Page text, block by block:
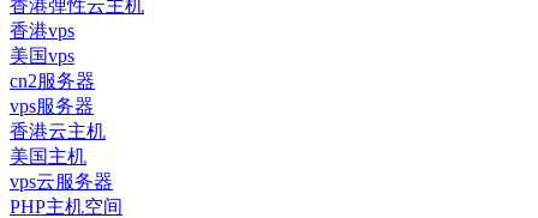
香港弹性云主机
香港vps
美国vps
cn2服务器
vps服务器
香港云主机
美国主机
vps云服务器
PHP主机空间